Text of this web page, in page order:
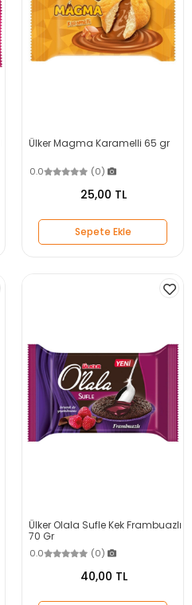
Ülker Magma Karamelli 65 gr
0.0 (0)
25,00 TL
Sepete Ekle
Ülker Olala Sufle Kek Frambuazlı
70 Gr
0.0 (0)
40,00 TL